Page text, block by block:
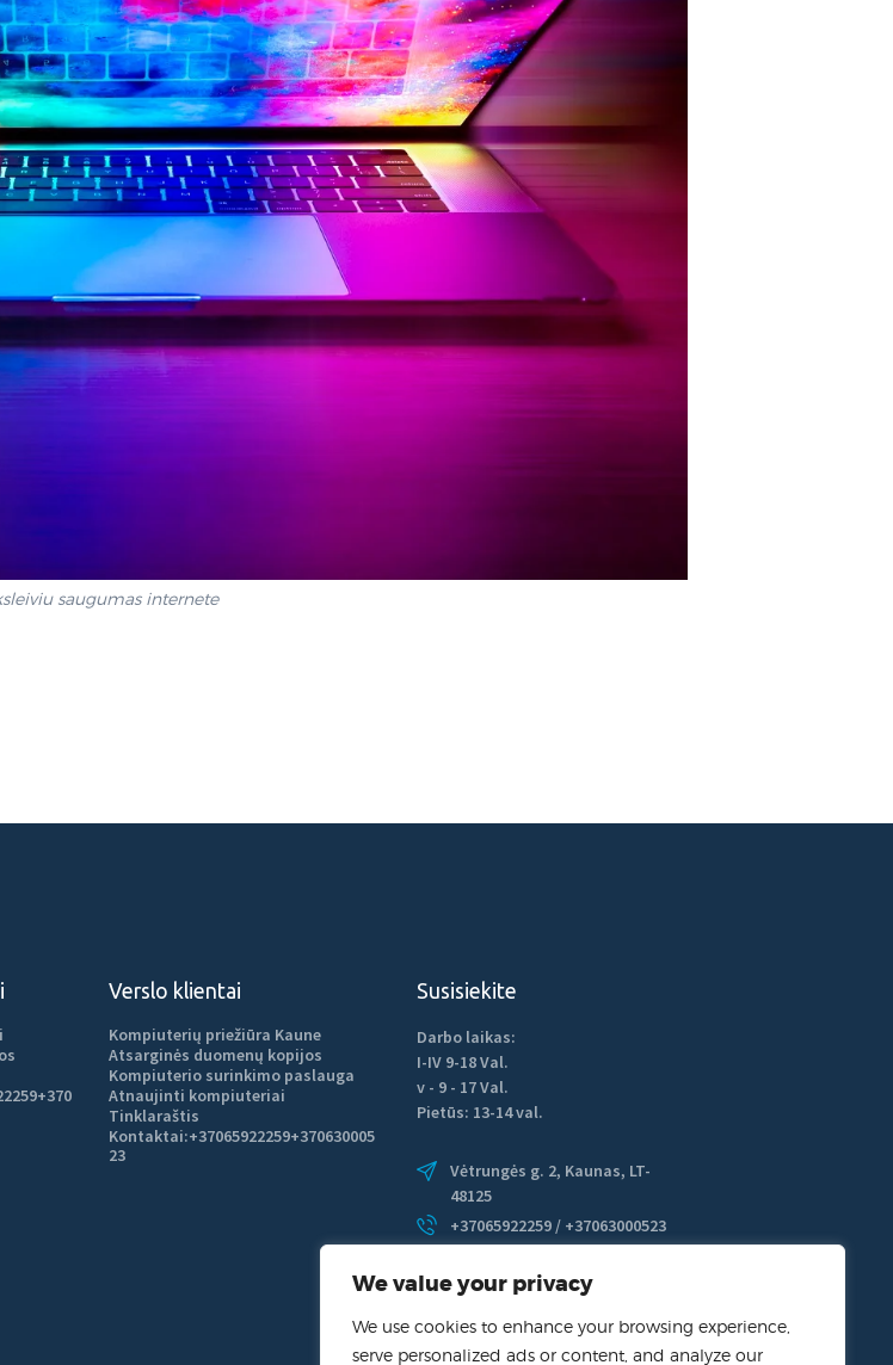
We value your privacy
We use cookies to enhance your browsing experience,
serve personalized ads or content, and analyze our
saugumas internete
+370
Verslo klientai
Kompiuterių priežiūra Kaune
Atsarginės duomenų kopijos
Kompiuterio surinkimo paslauga
Atnaujinti kompiuteriai
Tinklaraštis
Kontaktai:+37065922259+370630005
23
Susisiekite
Darbo laikas:
I-IV 9-18 Val.
v - 9 - 17 Val.
Pietūs: 13-14 val.
Vėtrungės g. 2, Kaunas, LT-
48125
+37065922259 / +37063000523